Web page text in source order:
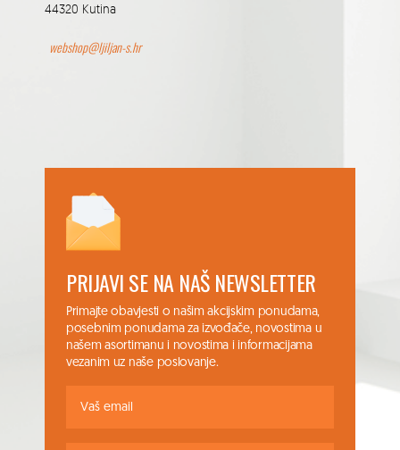
44320 Kutina
webshop@ljiljan-s.hr
PRIJAVI SE NA NAŠ NEWSLETTER
Primajte obavjesti o našim akcijskim ponudama,
posebnim ponudama za izvođače, novostima u
našem asortimanu i novostima i informacijama
vezanim uz naše poslovanje.